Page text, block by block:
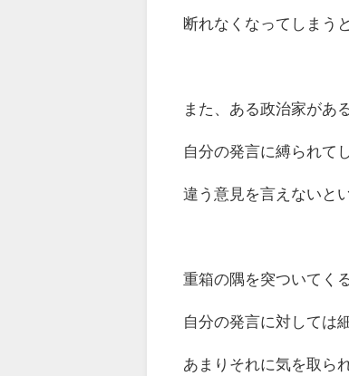
断れなくなってしまう
また、ある政治家があ
自分の発言に縛られて
違う意見を言えないと
重箱の隅を突ついてく
自分の発言に対しては
あまりそれに気を取ら